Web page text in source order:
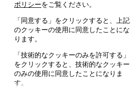
ポリシーをご覧ください。
「同意する」をクリックすると、上記
のクッキーの使用に同意したことにな
ります。
「技術的なクッキーのみを許可する」
をクリックすると、技術的なクッキー
のみの使用に同意したことになりま
す。